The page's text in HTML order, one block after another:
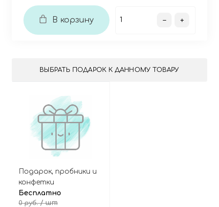
В корзину
ВЫБРАТЬ ПОДАРОК К ДАННОМУ ТОВАРУ
Подарок, пробники и
конфетки
Бесплатно
0 руб./ шт